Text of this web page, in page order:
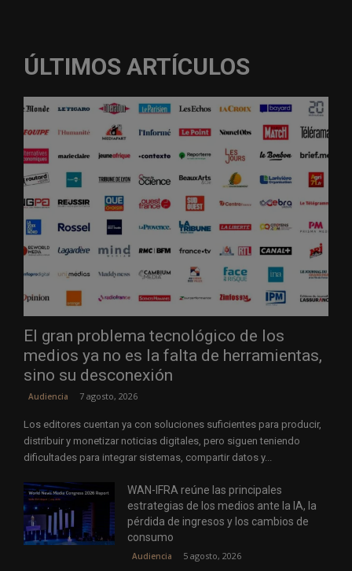
ÚLTIMOS ARTÍCULOS
El gran problema tecnológico de los
medios ya no es la falta de herramientas,
sino su desconexión
Audiencia 7 agosto, 2026
Los editores cuentan ya con soluciones suficientes para producir,
distribuir y monetizar noticias digitales, pero siguen teniendo
dificultades para integrar sistemas, compartir datos y...
WAN-IFRA reúne las principales
estrategias de los medios ante la IA, la
pérdida de ingresos y los cambios de
consumo
Audiencia 5 agosto, 2026